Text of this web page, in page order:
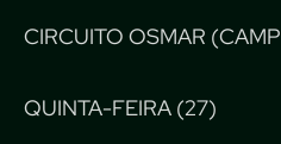
CIRCUITO OSMAR
QUINTA-FEIRA (27)